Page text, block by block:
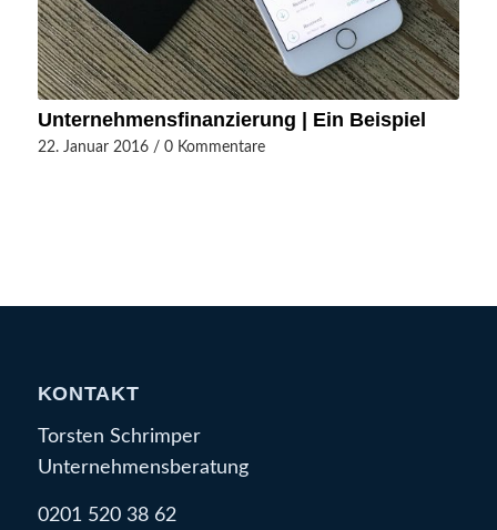
Unternehmensfinanzierung | Ein Beispiel
22. Januar 2016 / 0 Kommentare
KONTAKT
Torsten Schrimper
Unternehmensberatung
0201 520 38 62